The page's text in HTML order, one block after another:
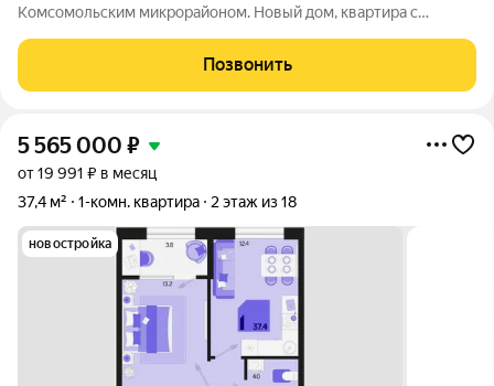
Комсомольским микрорайоном. Новый дом, квартира с
стяжка, входная металлическая дверь, счетчики на хол. гор.
воду, установлены радиаторы) . В радиусе
Позвонить
5 565 000 ₽
от 19 991 ₽ в месяц
37,4 м²
1-комн. квартира 2 этаж из 18
новостройка